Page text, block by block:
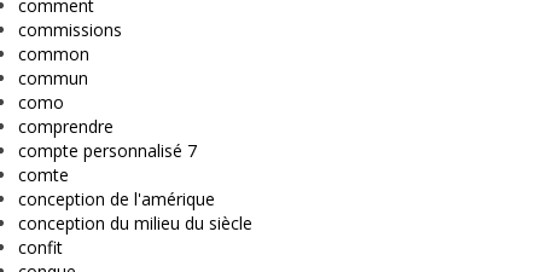
comment
commissions
common
commun
como
comprendre
compte personnalisé 7
comte
conception de l'amérique
conception du milieu du siècle
confit